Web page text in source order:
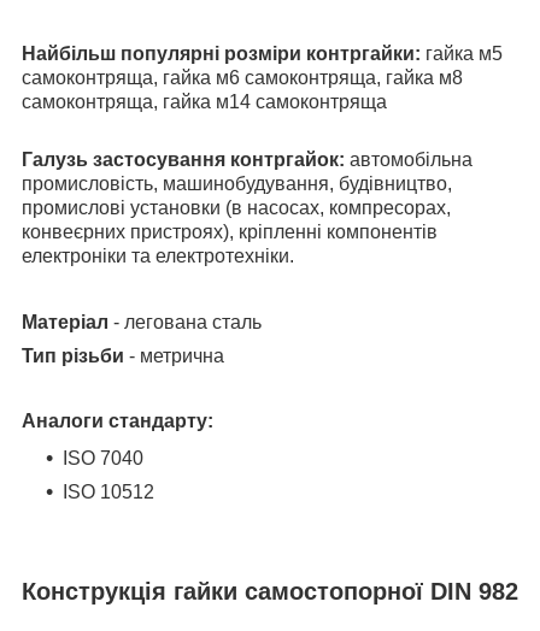
Найбільш популярні розміри контргайки: гайка м5
самоконтряща, гайка м6 самоконтряща, гайка м8
самоконтряща, гайка м14 самоконтряща
Галузь застосування контргайок: автомобільна
промисловість, машинобудування, будівництво,
промислові установки (в насосах, компресорах,
конвеєрних пристроях), кріпленні компонентів
електроніки та електротехніки.
Матеріал - легована сталь
Тип різьби - метрична
Аналоги стандарту:
ISO 7040
ISO 10512
Конструкція гайки самостопорної DIN 982